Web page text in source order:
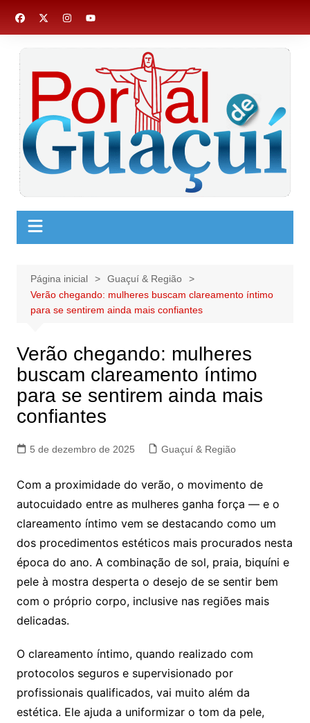
para
Página inicial
Guaçuí & Região
Verão chegando: mulheres buscam clareamento íntimo
para se sentirem ainda mais confiantes
Verão chegando: mulheres
buscam clareamento íntimo
para se sentirem ainda mais
confiantes
5 de dezembro de 2025 Guaçuí & Região
Com a proximidade do verão, o movimento de
autocuidado entre as mulheres ganha força — e o
clareamento íntimo vem se destacando como um
dos procedimentos estéticos mais procurados nesta
época do ano. A combinação de sol, praia, biquíni e
pele à mostra desperta o desejo de se sentir bem
com o próprio corpo, inclusive nas regiões mais
delicadas.
O clareamento íntimo, quando realizado com
protocolos seguros e supervisionado por
profissionais qualificados, vai muito além da
estética. Ele ajuda a uniformizar o tom da pele,